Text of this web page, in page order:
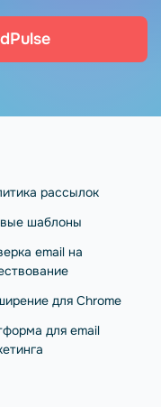
рассылок
шаблоны
email на
для Chrome
для email